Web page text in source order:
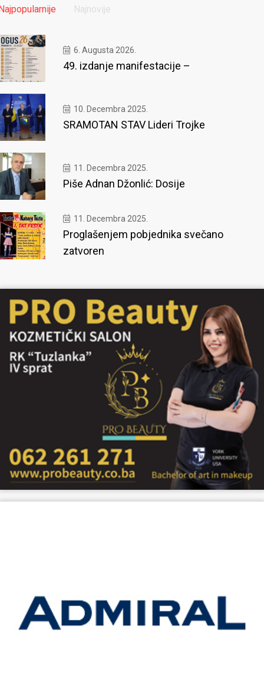
Najnovije
6. Augusta 2026.
49. izdanje manifestacije –
10. Decembra 2025.
SRAMOTAN STAV Lideri Trojke
11. Decembra 2025.
Piše Adnan Džonlić: Dosije
11. Decembra 2025.
Proglašenjem pobjednika svečano
zatvoren